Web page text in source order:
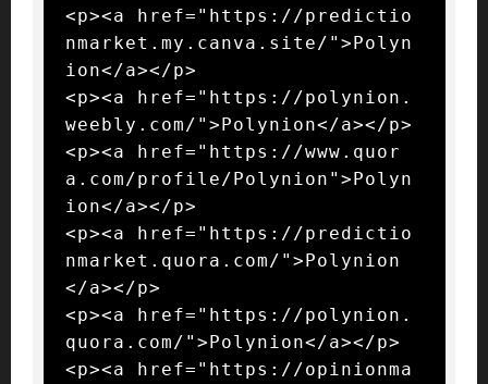
<p><a href="https://predictio
nmarket.my.canva.site/">Polyn
ion</a></p>
<p><a href="https://polynion.
weebly.com/">Polynion</a></p>
<p><a href="https://www.quor
a.com/profile/Polynion">Polyn
ion</a></p>
<p><a href="https://predictio
nmarket.quora.com/">Polynion
</a></p>
<p><a href="https://polynion.
quora.com/">Polynion</a></p>
<p><a href="https://opinionma